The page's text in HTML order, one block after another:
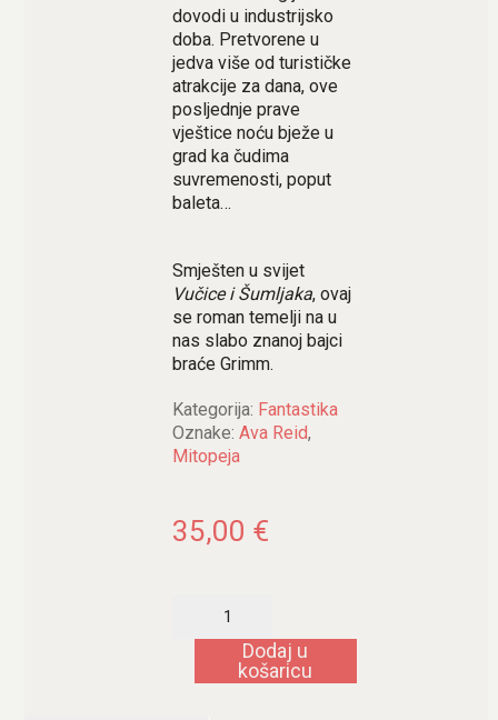
dovodi u industrijsko
doba. Pretvorene u
jedva više od turističke
atrakcije za dana, ove
posljednje prave
vještice noću bježe u
grad ka čudima
suvremenosti, poput
baleta…
Smješten u svijet
Vučice i Šumljaka, ovaj
se roman temelji na u
nas slabo znanoj bajci
braće Grimm.
Kategorija: Fantastika
Oznake: Ava Reid,
Mitopeja
35,00 €
glog
Dodaj u
košaricu